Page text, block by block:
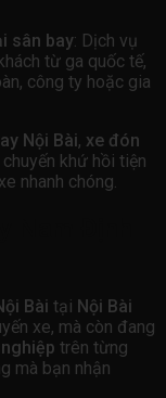
sân bay: Dịch vụ
từ ga quốc tế,
công ty hoặc gia
Nội Bài, xe đón
chuyến khứ hồi tiện
nhanh chóng.
Bài tại Nội Bài
xe, mà còn đang
trên từng
mà bạn nhận